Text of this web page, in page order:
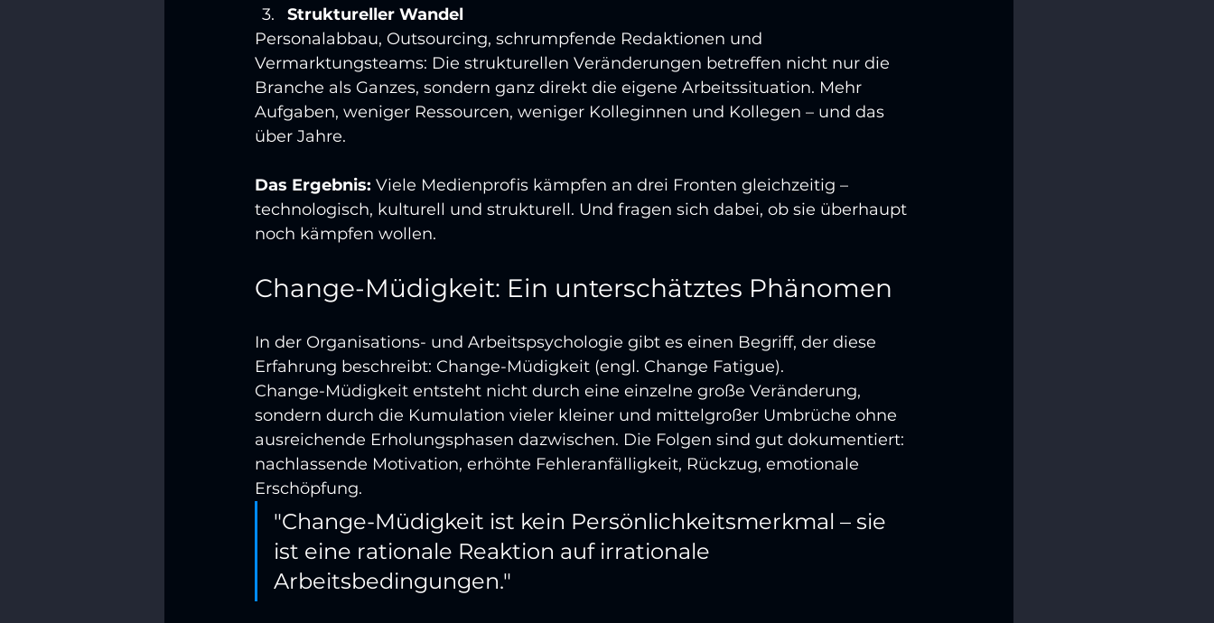
Struktureller Wandel
Personalabbau, Outsourcing, schrumpfende Redaktionen und
Vermarktungsteams: Die strukturellen Veränderungen betreffen nicht nur die
Branche als Ganzes, sondern ganz direkt die eigene Arbeitssituation. Mehr
Aufgaben, weniger Ressourcen, weniger Kolleginnen und Kollegen – und das
über Jahre.
Das Ergebnis: Viele Medienprofis kämpfen an drei Fronten gleichzeitig –
technologisch, kulturell und strukturell. Und fragen sich dabei, ob sie überhaupt
noch kämpfen wollen.
Change-Müdigkeit: Ein unterschätztes Phänomen
In der Organisations- und Arbeitspsychologie gibt es einen Begriff, der diese
Erfahrung beschreibt: Change-Müdigkeit (engl. Change Fatigue).
Change-Müdigkeit entsteht nicht durch eine einzelne große Veränderung,
sondern durch die Kumulation vieler kleiner und mittelgroßer Umbrüche ohne
ausreichende Erholungsphasen dazwischen. Die Folgen sind gut dokumentiert:
nachlassende Motivation, erhöhte Fehleranfälligkeit, Rückzug, emotionale
Erschöpfung.
"Change-Müdigkeit ist kein Persönlichkeitsmerkmal – sie
ist eine rationale Reaktion auf irrationale
Arbeitsbedingungen."